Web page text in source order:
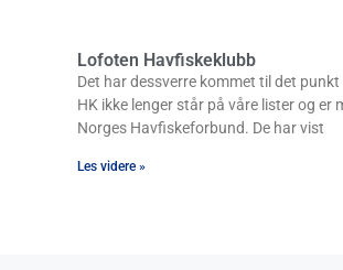
Lofoten Havfiskeklubb
Det har dessverre kommet til det
HK ikke lenger står på våre lister og er
Norges Havfiskeforbund. De har vist
Les videre »